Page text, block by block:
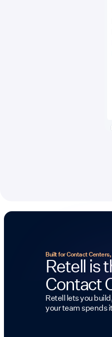
Built for Contact
Retell is
Contact
Retell lets you
your team spends